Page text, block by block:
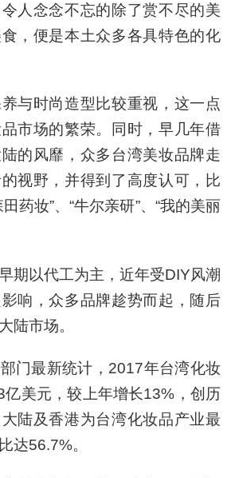
人念念不忘的除了赏不尽的美
，便是本土众多各具特色的化
与时尚造型比较重视，这一点
市场的繁荣。同时，早几年借
的风靡，众多台湾美妆品牌走
视野，并得到了高度认可，比
药妆”、“牛尔亲研”、“我的美丽
期以代工为主，近年受DIY风潮
响，众多品牌趁势而起，随后
陆市场。
门最新统计，2017年台湾化妆
亿美元，较上年增长13%，创历
陆及香港为台湾化妆品产业最
达56.7%。